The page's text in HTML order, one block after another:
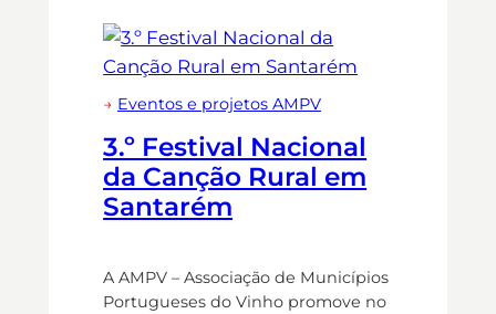
→ Eventos e projetos AMPV
3.º Festival Nacional
da Canção Rural em
Santarém
A AMPV – Associação de Municípios
Portugueses do Vinho promove no